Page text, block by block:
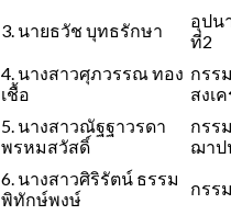
3. นายธวัช บุทธรักษา
อุปน
ที่2
4. นางสาวศุภวรรณ ทอง
เชื้อ
กรร
สงเ
5. นางสาวณัฐฐาวรดา
พรหมสวัสดิ์
กรร
ฌาป
6. นางสาวศิริรัตน์ ธรรม
พิทักษ์พงษ์
กรร